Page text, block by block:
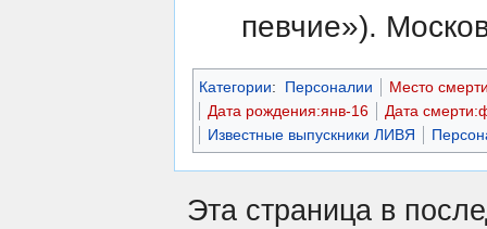
певчие»).
Категории: Персоналии
Место
Дата рождения:янв-16
Дата
Известные выпускники ЛИВЯ
Эта страница в